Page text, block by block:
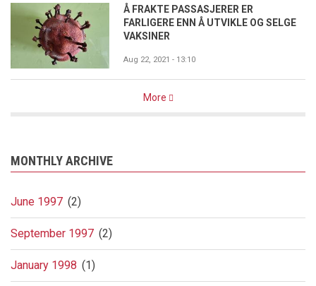
Å FRAKTE PASSASJERER ER
FARLIGERE ENN Å UTVIKLE OG SELGE
VAKSINER
Aug 22, 2021 - 13:10
More
MONTHLY ARCHIVE
June 1997 (2)
September 1997 (2)
January 1998 (1)